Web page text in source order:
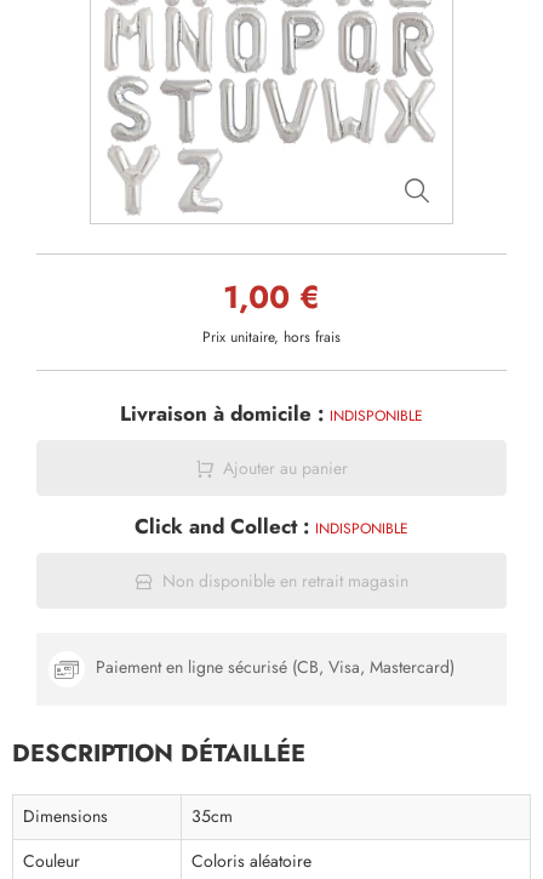
1,00 €
Prix unitaire, hors frais
Livraison à domicile : INDISPONIBLE
Ajouter au panier
Click and Collect : INDISPONIBLE
Non disponible en retrait magasin
Paiement en ligne sécurisé (CB, Visa, Mastercard)
DESCRIPTION DÉTAILLÉE
Dimensions
35cm
Couleur
Coloris aléatoire